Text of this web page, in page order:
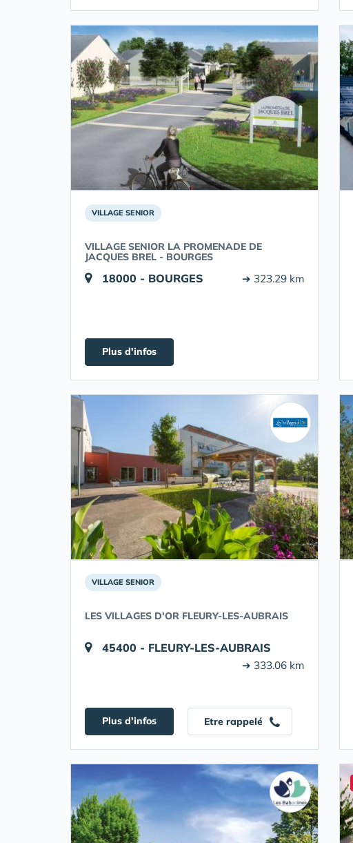
VILLAGE SENIOR
VILLAGE SENIOR LA PROMENADE DE
JACQUES BREL - BOURGES
18000 - BOURGES ➔ 323.29 km
Plus d'infos
VILLAGE SENIOR
LES VILLAGES D'OR FLEURY-LES-AUBRAIS
45400 - FLEURY-LES-AUBRAIS
➔ 333.06 km
Plus d'infos Etre rappelé